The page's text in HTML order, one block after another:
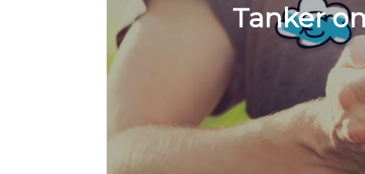
Tanker